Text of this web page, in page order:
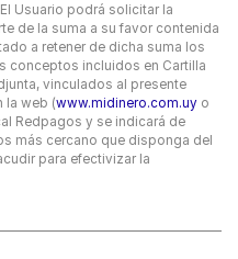
Usuario podrá solicitar la
de la suma a su favor contenida
a retener de dicha suma los
conceptos incluidos en Cartilla
vinculados al presente
la web (www.midinero.com.uy o
Redpagos y se indicará de
más cercano que disponga del
para efectivizar la